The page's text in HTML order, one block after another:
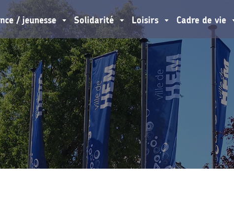
/ jeunesse Solidarité Loisirs Cadre de vie